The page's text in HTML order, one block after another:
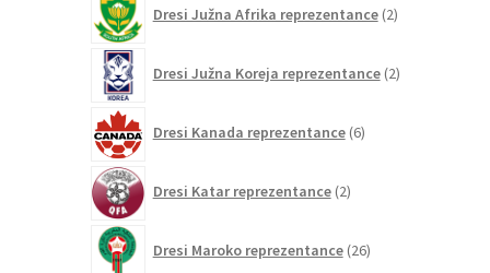
Dresi Južna Afrika reprezentance 2izdelka
Dresi Južna Koreja reprezentance 2izdelka
Dresi Kanada reprezentance 6izdelkov
Dresi Katar reprezentance 2izdelka
Dresi Maroko reprezentance 26izdelkov